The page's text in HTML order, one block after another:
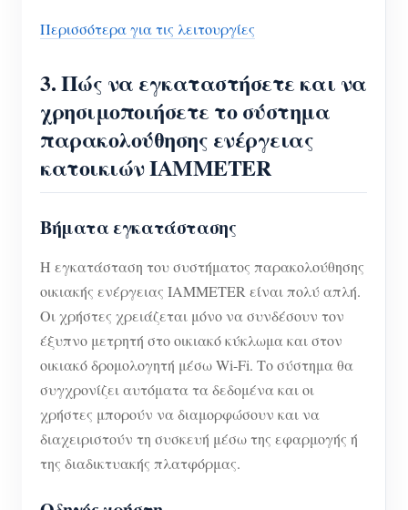
Περισσότερα για τις λειτουργίες
3.Πώς να εγκαταστήσετε και να
χρησιμοποιήσετε το σύστημα
παρακολούθησης ενέργειας
κατοικιών IAMMETER
Βήματα εγκατάστασης
Η εγκατάσταση του συστήματος παρακολούθησης
οικιακής ενέργειας IAMMETER είναι πολύ απλή.
Οι χρήστες χρειάζεται μόνο να συνδέσουν τον
έξυπνο μετρητή στο οικιακό κύκλωμα και στον
οικιακό δρομολογητή μέσω Wi-Fi. Το σύστημα θα
συγχρονίζει αυτόματα τα δεδομένα και οι
χρήστες μπορούν να διαμορφώσουν και να
διαχειριστούν τη συσκευή μέσω της εφαρμογής ή
της διαδικτυακής πλατφόρμας.